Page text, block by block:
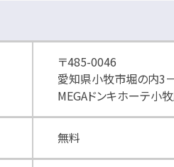
〒485-0046
愛知県小牧市堀の内3
MEGAドンキホーテ小
無料